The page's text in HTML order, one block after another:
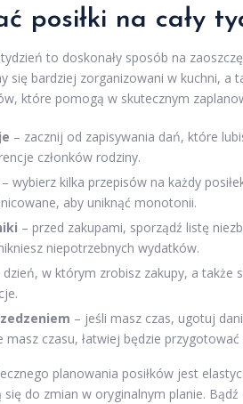
posiłki na cały
tydzień to doskonały sposób na
się bardziej zorganizowani w kuchni, a
które pomogą w skutecznym
– zacznij od zapisywania dań, które
członków rodziny.
– wybierz kilka przepisów na każdy
aby uniknąć monotonii.
– przed zakupami, sporządź listę
niepotrzebnych wydatków.
dzień, w którym zrobisz zakupy, a
– jeśli masz czas, ugotuj
czasu, łatwiej będzie przygotować
planowania posiłków jest
się do zmian w oryginalnym planie.